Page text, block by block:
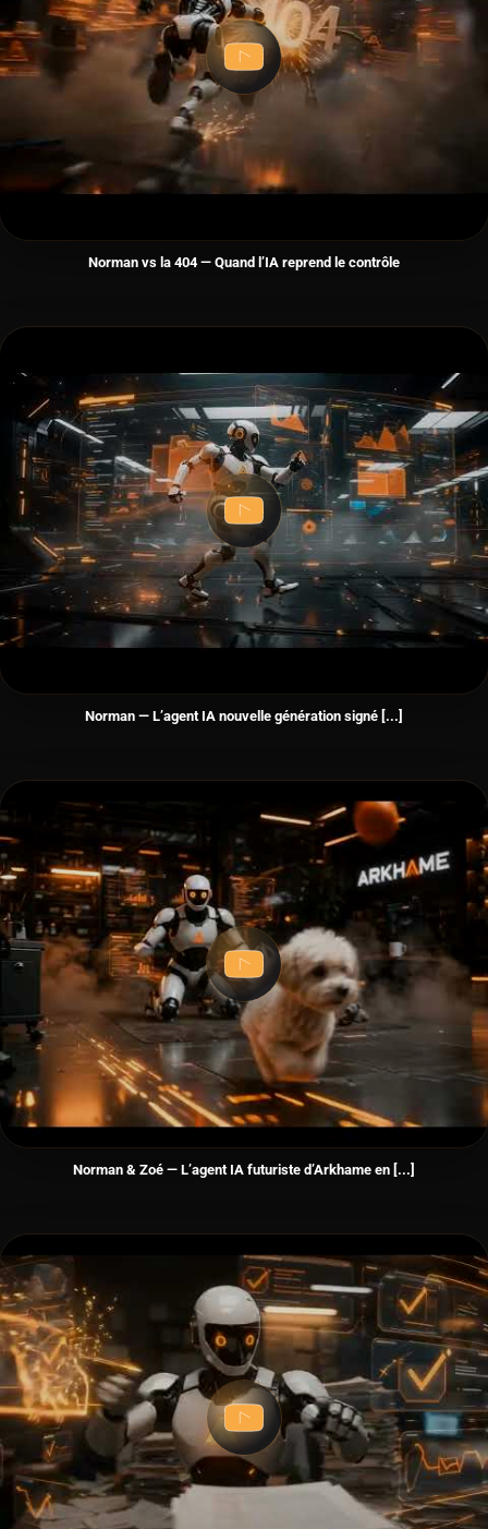
Norman vs la 404 — Quand l’IA reprend le contrôle
Norman — L’agent IA nouvelle génération signé [...]
Norman & Zoé — L’agent IA futuriste d’Arkhame en [...]